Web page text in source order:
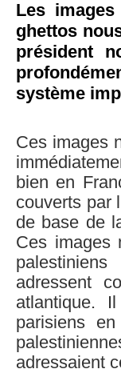
Les
ghettos
président
système
Ces images
bien en
couverts par
de base de
Ces images
adressent
atlantique.
parisiens
adressaient